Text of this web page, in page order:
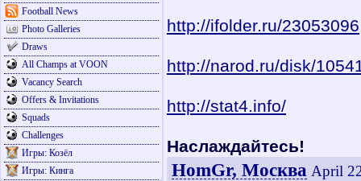
Football News
Photo Galleries
Draws
All Champs at VOON
Vacancy Search
Offers & Invitations
Squads
Challenges
Игры: Козёл
Игры: Кинга
http://ifolder.ru/23053096
http://narod.ru/disk/
http://stat4.info/
Наслаждайтесь!
HomGr, Москва April